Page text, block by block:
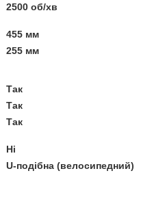
2500 об/хв
455 мм
255 мм
Так
Так
Так
Ні
U-подібна (велосипедний)